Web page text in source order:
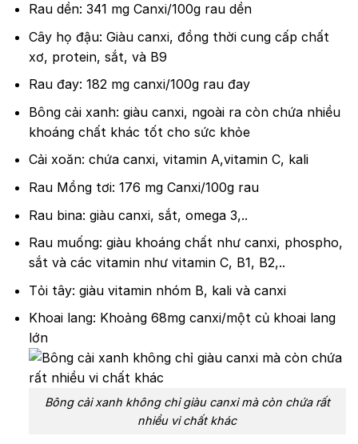
Rau dền: 341 mg Canxi/100g rau dền
Cây họ đậu: Giàu canxi, đồng thời cung cấp chất
xơ, protein, sắt, và B9
Rau đay: 182 mg canxi/100g rau đay
Bông cải xanh: giàu canxi, ngoài ra còn chứa nhiều
khoáng chất khác tốt cho sức khỏe
Cải xoăn: chứa canxi, vitamin A,vitamin C, kali
Rau Mồng tơi: 176 mg Canxi/100g rau
Rau bina: giàu canxi, sắt, omega 3,..
Rau muống: giàu khoáng chất như canxi, phospho,
sắt và các vitamin như vitamin C, B1, B2,..
Tỏi tây: giàu vitamin nhóm B, kali và canxi
Khoai lang: Khoảng 68mg canxi/một củ khoai lang
lớn
Bông cải xanh không chỉ giàu canxi mà còn chứa rất
nhiều vi chất khác